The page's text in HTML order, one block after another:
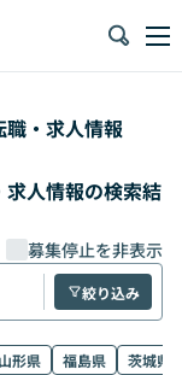
職・求人情報
求人情報の検索結
募集停止を非表示
絞り込み
山形県 福島県
茨城県